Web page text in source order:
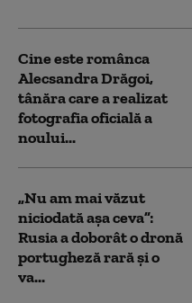
Cine este românca
Alecsandra Drăgoi,
tânăra care a realizat
fotografia oficială a
noului...
„Nu am mai văzut
niciodată așa ceva”:
Rusia a doborât o dronă
portugheză rară și o
va...